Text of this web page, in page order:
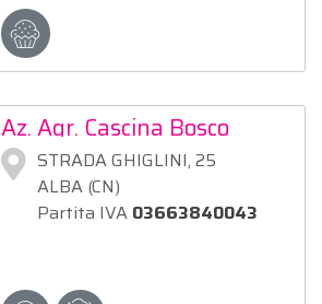
Az. Agr. Cascina Bosco
Maggiore
STRADA GHIGLINI, 25
ALBA (CN)
Partita IVA 03663840043